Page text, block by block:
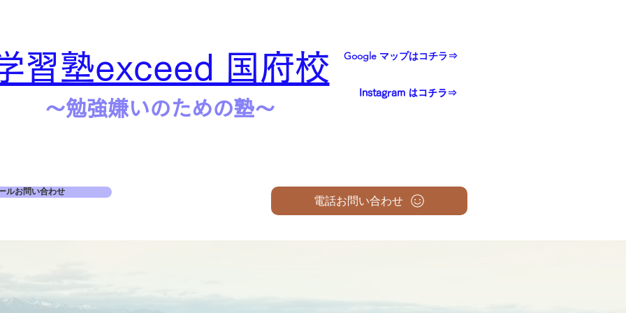
Google マップはコチラ⇒
Instagram はコチラ⇒
習塾exceed 国府校
​​～勉強嫌いのための塾～
ルお問い合わせ
電話お問い合わせ